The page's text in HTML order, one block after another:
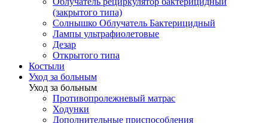
(закрытого типа)
Солнышко Облучатель Бактерицидный
Лампы ультрафиолетовые
Дезар
Открытого типа
Костыли
Уход за больным
Уход за больным
Противопролежневый матрас
Ходунки
Дополнительные приспособления